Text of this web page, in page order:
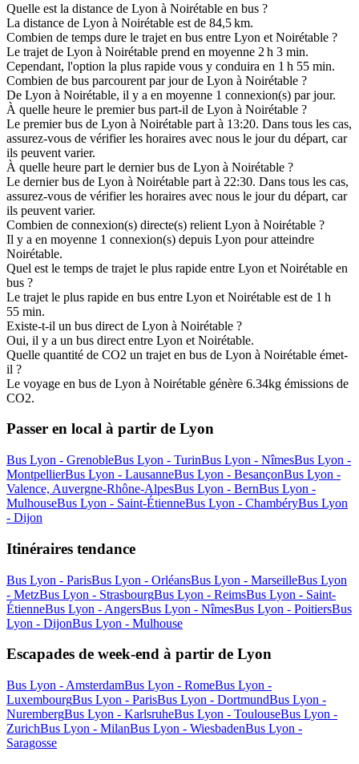
Quelle est la distance de Lyon à Noirétable en bus ?
La distance de Lyon à Noirétable est de 84,5 km.
Combien de temps dure le trajet en bus entre Lyon et Noirétable ?
Le trajet de Lyon à Noirétable prend en moyenne 2 h 3 min.
Cependant, l'option la plus rapide vous y conduira en 1 h 55 min.
Combien de bus parcourent par jour de Lyon à Noirétable ?
De Lyon à Noirétable, il y a en moyenne 1 connexion(s) par jour.
À quelle heure le premier bus part-il de Lyon à Noirétable ?
Le premier bus de Lyon à Noirétable part à 13:20. Dans tous les cas,
assurez-vous de vérifier les horaires avec nous le jour du départ, car
ils peuvent varier.
À quelle heure part le dernier bus de Lyon à Noirétable ?
Le dernier bus de Lyon à Noirétable part à 22:30. Dans tous les cas,
assurez-vous de vérifier les horaires avec nous le jour du départ, car
ils peuvent varier.
Combien de connexion(s) directe(s) relient Lyon à Noirétable ?
Il y a en moyenne 1 connexion(s) depuis Lyon pour atteindre
Noirétable.
Quel est le temps de trajet le plus rapide entre Lyon et Noirétable en
bus ?
Le trajet le plus rapide en bus entre Lyon et Noirétable est de 1 h
55 min.
Existe-t-il un bus direct de Lyon à Noirétable ?
Oui, il y a un bus direct entre Lyon et Noirétable.
Quelle quantité de CO2 un trajet en bus de Lyon à Noirétable émet-
il ?
Le voyage en bus de Lyon à Noirétable génère 6.34kg émissions de
CO2.
Passer en local à partir de Lyon
Bus Lyon - GrenobleBus Lyon - TurinBus Lyon - NîmesBus Lyon -
MontpellierBus Lyon - LausanneBus Lyon - BesançonBus Lyon -
Valence, Auvergne-Rhône-AlpesBus Lyon - BernBus Lyon -
MulhouseBus Lyon - Saint-ÉtienneBus Lyon - ChambéryBus Lyon
- Dijon
Itinéraires tendance
Bus Lyon - ParisBus Lyon - OrléansBus Lyon - MarseilleBus Lyon
- MetzBus Lyon - StrasbourgBus Lyon - ReimsBus Lyon - Saint-
ÉtienneBus Lyon - AngersBus Lyon - NîmesBus Lyon - PoitiersBus
Lyon - DijonBus Lyon - Mulhouse
Escapades de week-end à partir de Lyon
Bus Lyon - AmsterdamBus Lyon - RomeBus Lyon -
LuxembourgBus Lyon - ParisBus Lyon - DortmundBus Lyon -
NurembergBus Lyon - KarlsruheBus Lyon - ToulouseBus Lyon -
ZurichBus Lyon - MilanBus Lyon - WiesbadenBus Lyon -
Saragosse